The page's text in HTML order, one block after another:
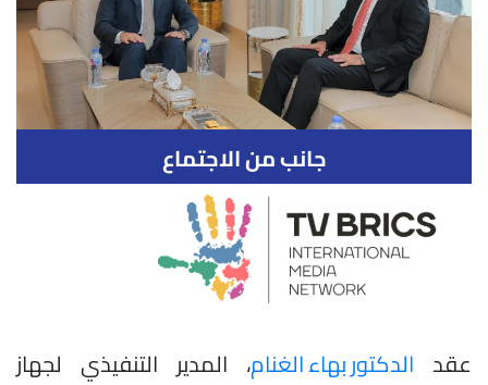
جانب من الاجتماع
عقد الدكتور بهاء الغنام، المدير التنفيذي لجهاز